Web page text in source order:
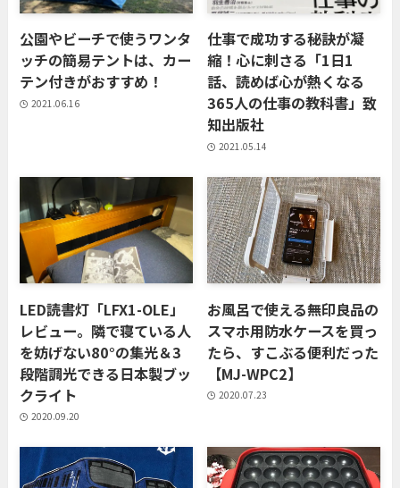
公園やビーチで使うワンタ
ッチの簡易テントは、カー
テン付きがおすすめ！
2021.06.16
仕事で成功する秘訣が凝
縮！心に刺さる「1日1
話、読めば心が熱くなる
365人の仕事の教科書」致
知出版社
2021.05.14
LED読書灯「LFX1-OLE」
レビュー。隣で寝ている人
を妨げない80°の集光＆3
段階調光できる日本製ブッ
クライト
2020.09.20
お風呂で使える無印良品の
スマホ用防水ケースを買っ
たら、すこぶる便利だった
【MJ-WPC2】
2020.07.23